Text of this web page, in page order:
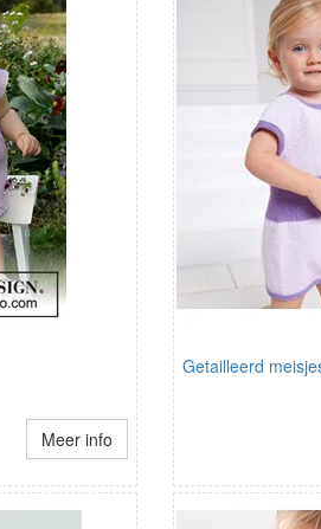
Meer info
Getailleerd